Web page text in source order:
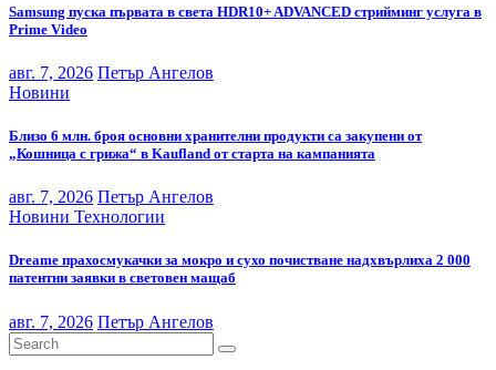
Samsung пуска първата в света HDR10+ ADVANCED стрийминг услуга в
Prime Video
авг. 7, 2026 Петър Ангелов
Новини
Близо 6 млн. броя основни хранителни продукти са закупени от
„Кошница с грижа“ в Kaufland от старта на кампанията
авг. 7, 2026 Петър Ангелов
Новини Технологии
Dreame прахосмукачки за мокро и сухо почистване надхвърлиха 2 000
патентни заявки в световен мащаб
авг. 7, 2026 Петър Ангелов